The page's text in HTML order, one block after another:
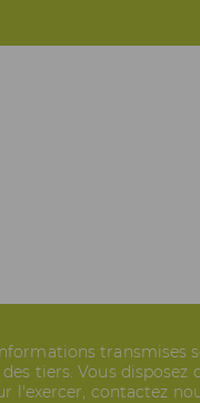
transmises
tiers. Vous disposez
l'exercer, contactez